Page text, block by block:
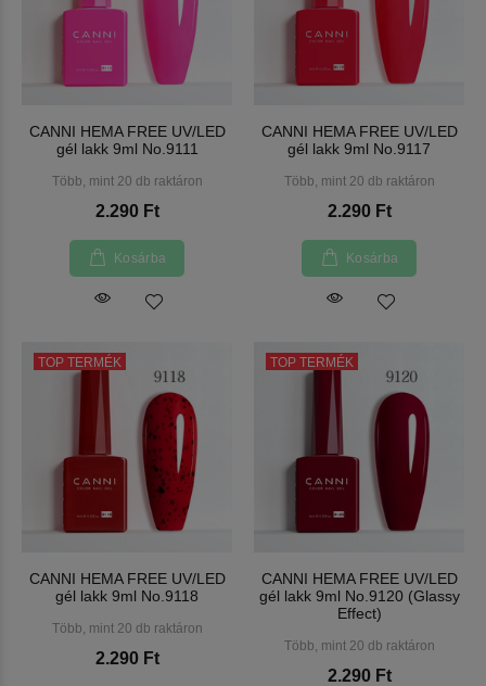
CANNI HEMA FREE UV/LED
gél lakk 9ml No.9111
Több, mint 20 db raktáron
2.290 Ft
Kosárba
CANNI HEMA FREE UV/LED
gél lakk 9ml No.9117
Több, mint 20 db raktáron
2.290 Ft
Kosárba
TOP TERMÉK
CANNI HEMA FREE UV/LED
gél lakk 9ml No.9118
Több, mint 20 db raktáron
2.290 Ft
TOP TERMÉK
CANNI HEMA FREE UV/LED
gél lakk 9ml No.9120 (Glassy
Effect)
Több, mint 20 db raktáron
2.290 Ft